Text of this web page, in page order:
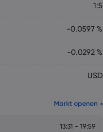
1:5
-0.0597 %
-0.0292 %
USD
Markt openen
13:31 - 19:59